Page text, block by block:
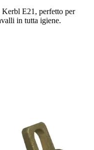
E21, perfetto per
in tutta igiene.